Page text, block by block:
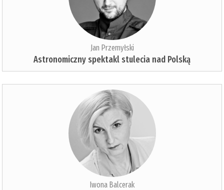
Jan Przemyłski
Astronomiczny spektakl stulecia nad Polską
Iwona Balcerak